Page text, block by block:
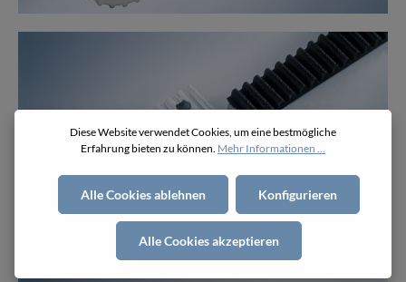
Klemmplatten
Diese Website verwendet Cookies, um eine bestmögliche
Erfahrung bieten zu können. Mehr Informationen ...
Alle Cookies ablehnen Konfigurieren
Alle Cookies akzeptieren